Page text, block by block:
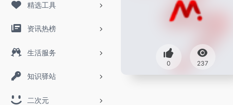
精选工具
资讯热榜
生活服务
知识驿站
二次元
0 237